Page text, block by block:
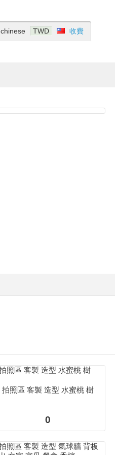
chinese TWD 收費
拍照區 客製 造型 水蜜桃 樹
0